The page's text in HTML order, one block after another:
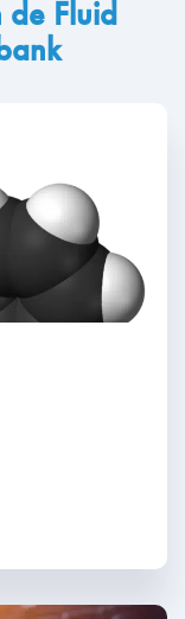
de Fluid